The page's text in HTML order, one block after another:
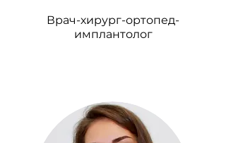
Врач-хирург-ортопед-
имплантолог